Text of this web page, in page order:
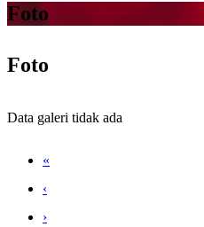
Foto
Foto
Data galeri tidak ada
«
‹
›